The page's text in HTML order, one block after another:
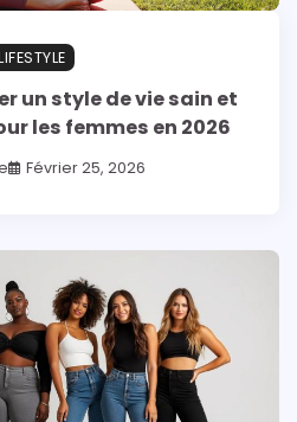
un style de vie sain et
les femmes en 2026
Février 25, 2026